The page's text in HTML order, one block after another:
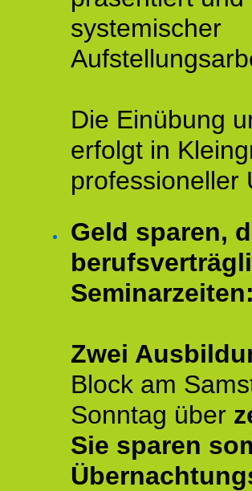
systemischer
Die Einübung
erfolgt in
professioneller
Geld sparen,
Seminarzeiten:
Zwei
Block am
Sonntag über
Sie sparen